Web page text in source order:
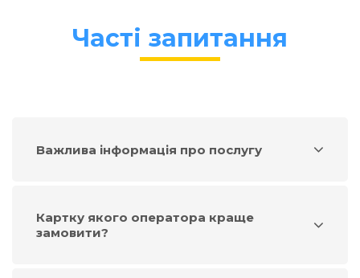
Часті запитання
Важлива інформація про послугу
Картку якого оператора краще
замовити?